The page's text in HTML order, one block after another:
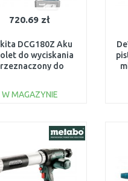
720.69 zł
DCG180Z Aku
do wyciskania
do
W MAGAZYNIE
Do porównania